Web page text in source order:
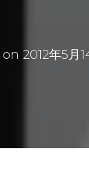
on 2012年5月